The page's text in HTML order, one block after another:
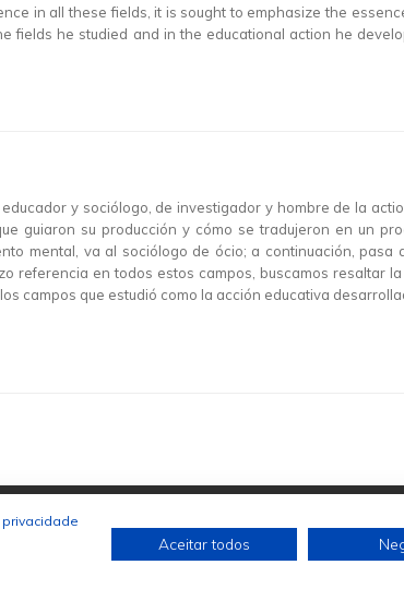
in all these fields, it is sought to emphasize the
he studied and in the educational action he
y sociólogo, de investigador y hombre de la
guiaron su producción y cómo se tradujeron en un
mental, va al sociólogo de ócio; a continuación, pasa
referencia en todos estos campos, buscamos resaltar
campos que estudió como la acción educativa
Aceitar todos